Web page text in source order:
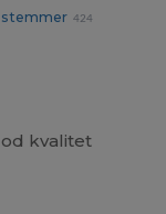
stemmer 424
kvalitet